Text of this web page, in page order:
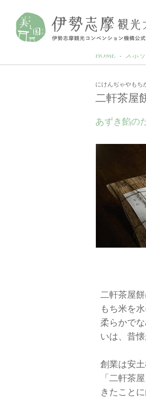
HOME スポ
にけんぢゃやもち
二軒茶屋
あずき餡の
二軒茶屋
もち米を
柔らかで
いは、昔
創業は安土
「二軒茶
きたこと